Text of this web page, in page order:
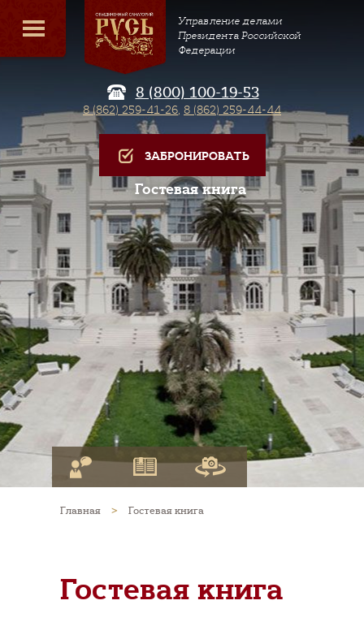
Управление делами
Президента Российской
Федерации
8 (800) 100-19-53
8 (862) 259-41-26, 8 (862) 259-44-44
ЗАБРОНИРОВАТЬ
Гостевая книга
Главная > Гостевая книга
Гостевая книга